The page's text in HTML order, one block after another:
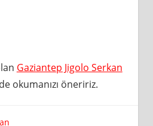
Gaziantep Jigolo Serkan
okumanızı öneririz.